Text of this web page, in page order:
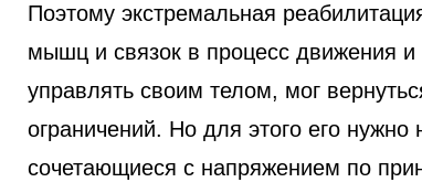
Поэтому экстремальная
мышц и связок в процесс движения и
управлять своим телом, мог
ограничений. Но для этого его
сочетающиеся с напряжением по